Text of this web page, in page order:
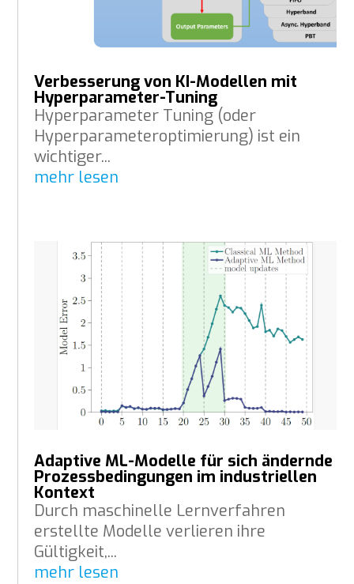
Verbesserung von KI-Modellen mit
Hyperparameter-Tuning
Hyperparameter Tuning (oder
Hyperparameteroptimierung) ist ein
wichtiger...
mehr lesen
Adaptive ML-Modelle für sich ändernde
Prozessbedingungen im industriellen
Kontext
Durch maschinelle Lernverfahren
erstellte Modelle verlieren ihre
Gültigkeit,...
mehr lesen